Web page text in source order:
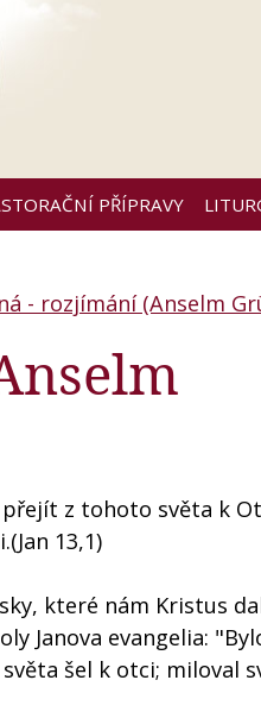
PŘÍPRAVY
- rozjímání (Anselm
přejít z tohoto světa k
13,1)
které nám Kristus
Janova evangelia:
šel k otci; miloval